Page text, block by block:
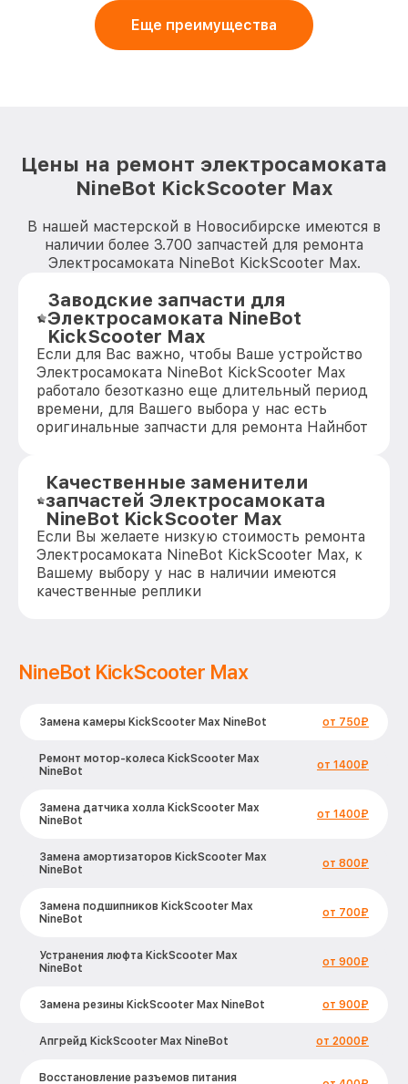
Еще преимущества
Цены на ремонт электросамоката
NineBot KickScooter Max
В нашей мастерской в Новосибирске имеются в
наличии более 3.700 запчастей для ремонта
Электросамоката NineBot KickScooter Max.
Заводские запчасти для
Электросамоката NineBot
KickScooter Max
Если для Вас важно, чтобы Ваше устройство
Электросамоката NineBot KickScooter Max
работало безотказно еще длительный период
времени, для Вашего выбора у нас есть
оригинальные запчасти для ремонта Найнбот
Качественные заменители
запчастей Электросамоката
NineBot KickScooter Max
Если Вы желаете низкую стоимость ремонта
Электросамоката NineBot KickScooter Max, к
Вашему выбору у нас в наличии имеются
качественные реплики
NineBot KickScooter Max
Замена камеры KickScooter Max NineBot от 750₽
Ремонт мотор-колеса KickScooter Max
NineBot
от 1400₽
Замена датчика холла KickScooter Max
NineBot
от 1400₽
Замена амортизаторов KickScooter Max
NineBot
от 800₽
Замена подшипников KickScooter Max
NineBot
от 700₽
Устранения люфта KickScooter Max
NineBot
от 900₽
Замена резины KickScooter Max NineBot от 900₽
Апгрейд KickScooter Max NineBot от 2000₽
Восстановление разъемов питания